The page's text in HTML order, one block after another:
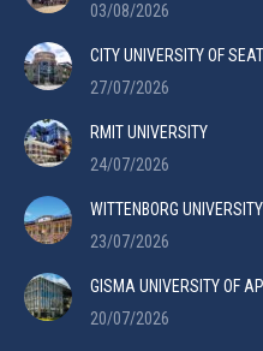
03/08/2026
CITY UNIVERSITY OF
27/07/2026
RMIT UNIVERSITY
24/07/2026
WITTENBORG
23/07/2026
GISMA UNIVERSITY OF
20/07/2026